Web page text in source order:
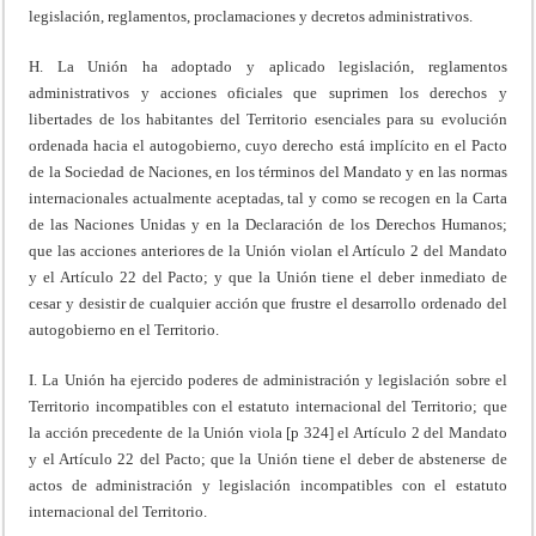
legislación, reglamentos, proclamaciones y decretos administrativos.
H. La Unión ha adoptado y aplicado legislación, reglamentos
administrativos y acciones oficiales que suprimen los derechos y
libertades de los habitantes del Territorio esenciales para su evolución
ordenada hacia el autogobierno, cuyo derecho está implícito en el Pacto
de la Sociedad de Naciones, en los términos del Mandato y en las normas
internacionales actualmente aceptadas, tal y como se recogen en la Carta
de las Naciones Unidas y en la Declaración de los Derechos Humanos;
que las acciones anteriores de la Unión violan el Artículo 2 del Mandato
y el Artículo 22 del Pacto; y que la Unión tiene el deber inmediato de
cesar y desistir de cualquier acción que frustre el desarrollo ordenado del
autogobierno en el Territorio.
I. La Unión ha ejercido poderes de administración y legislación sobre el
Territorio incompatibles con el estatuto internacional del Territorio; que
la acción precedente de la Unión viola [p 324] el Artículo 2 del Mandato
y el Artículo 22 del Pacto; que la Unión tiene el deber de abstenerse de
actos de administración y legislación incompatibles con el estatuto
internacional del Territorio.